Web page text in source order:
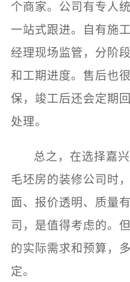
个商家。公司有专人
一站式跟进。自有施
经理现场监管，分阶
和工期进度。售后也
保，竣工后还会定期
处理。
总之，在选择嘉
毛坯房的装修公司时
面、报价透明、质量
司，是值得考虑的。
的实际需求和预算，
定。